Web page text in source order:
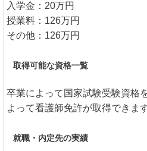
入学金：20万円
授業料：126万円
その他：126万円
取得可能な資格一覧
卒業によって国家試験受験資格
よって看護師免許が取得できます
就職・内定先の実績